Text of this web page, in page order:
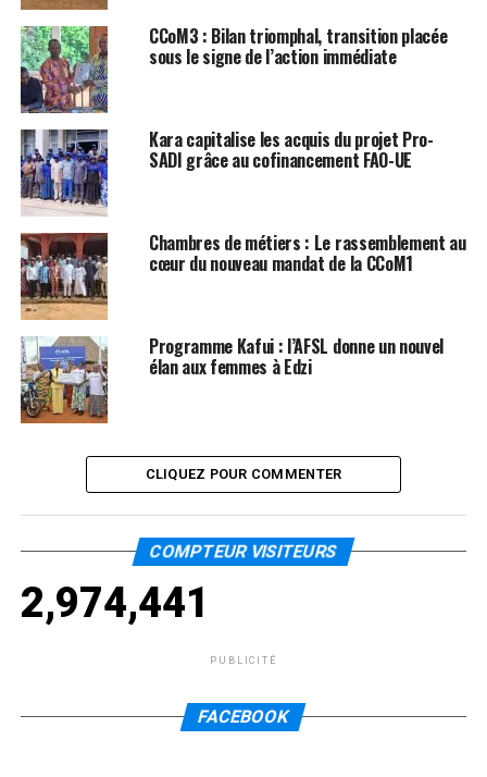
CCoM3 : Bilan triomphal, transition placée
sous le signe de l’action immédiate
Kara capitalise les acquis du projet Pro-
SADI grâce au cofinancement FAO-UE
Chambres de métiers : Le rassemblement au
cœur du nouveau mandat de la CCoM1
Programme Kafui : l’AFSL donne un nouvel
élan aux femmes à Edzi
CLIQUEZ POUR COMMENTER
COMPTEUR VISITEURS
2,974,441
PUBLICITÉ
FACEBOOK